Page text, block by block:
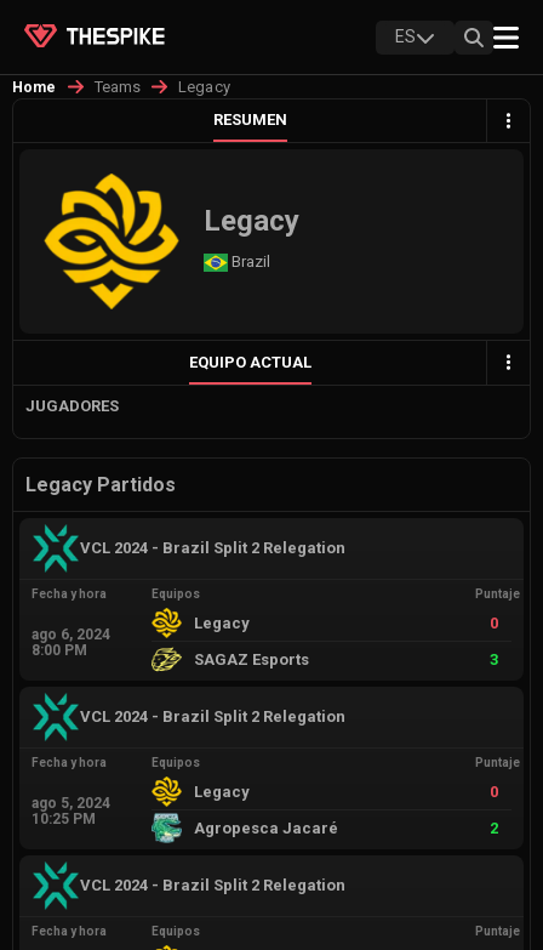
ES
Home Teams
Legacy
RESUMEN
Legacy
Brazil
EQUIPO ACTUAL
JUGADORES
Legacy Partidos
VCL 2024 - Brazil Split 2 Relegation
Fecha y hora
ago 6, 2024
8:00 PM
Equipos Puntaje
Legacy
0
SAGAZ Esports
3
VCL 2024 - Brazil Split 2 Relegation
Fecha y hora
ago 5, 2024
10:25 PM
Equipos Puntaje
Legacy
0
Agropesca Jacaré
2
VCL 2024 - Brazil Split 2 Relegation
Fecha y hora Equipos Puntaje